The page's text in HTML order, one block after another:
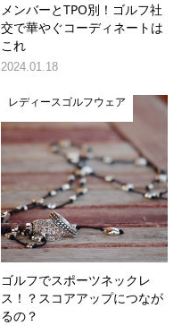
メンバーとTPO別！ゴルフ社
交で華やぐコーディネートは
これ
2024.01.18
レディースゴルフウェア
ゴルフでスポーツネックレ
ス！？スコアアップにつなが
るの？